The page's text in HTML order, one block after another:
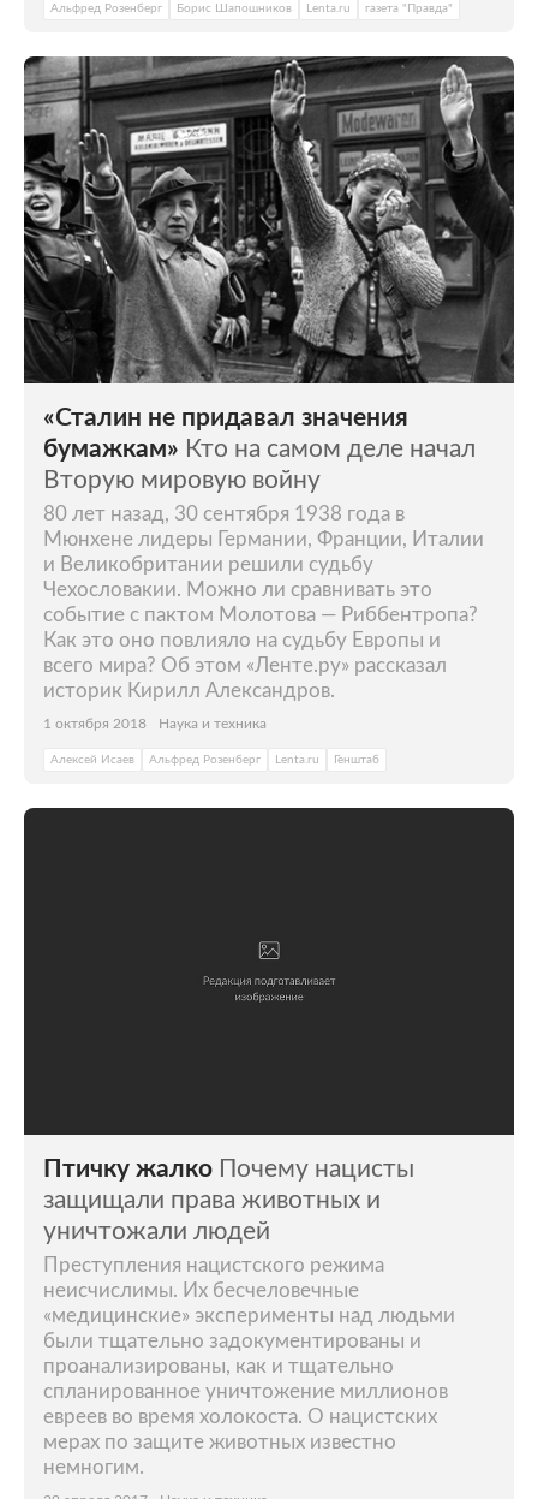
Альфред Розенберг Борис Шапошников Lenta.ru газета "Правда"
«Сталин не придавал значения
бумажкам» Кто на самом деле начал
Вторую мировую войну
80 лет назад, 30 сентября 1938 года в
Мюнхене лидеры Германии, Франции, Италии
и Великобритании решили судьбу
Чехословакии. Можно ли сравнивать это
событие с пактом Молотова — Риббентропа?
Как это оно повлияло на судьбу Европы и
всего мира? Об этом «Ленте.ру» рассказал
историк Кирилл Александров.
1 октября 2018 Наука и техника
Алексей Исаев Альфред Розенберг Lenta.ru Генштаб
Птичку жалко Почему нацисты
защищали права животных и
уничтожали людей
Преступления нацистского режима
неисчислимы. Их бесчеловечные
«медицинские» эксперименты над людьми
были тщательно задокументированы и
проанализированы, как и тщательно
спланированное уничтожение миллионов
евреев во время холокоста. О нацистских
мерах по защите животных известно
немногим.